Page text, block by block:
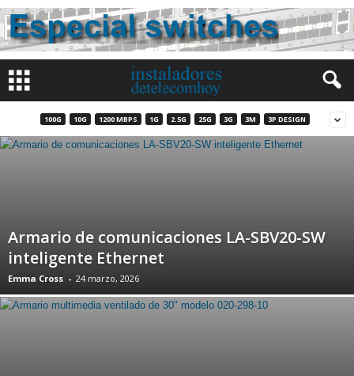
100G 10G 1200 MBPS 1G 2.5G 25G 3G 3M 3P DESIGN
Armario de comunicaciones LA-SBV20-SW
inteligente Ethernet
Emma Cross - 24 marzo, 2026